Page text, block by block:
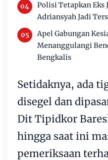
Polisi Tetapkan Eks
Adriansyah Jadi
Apel Gabungan
Menanggulangi
Bengkalis
Setidaknya, ada
disegel dan
Dit Tipidkor
hingga saat ini
pemeriksaan